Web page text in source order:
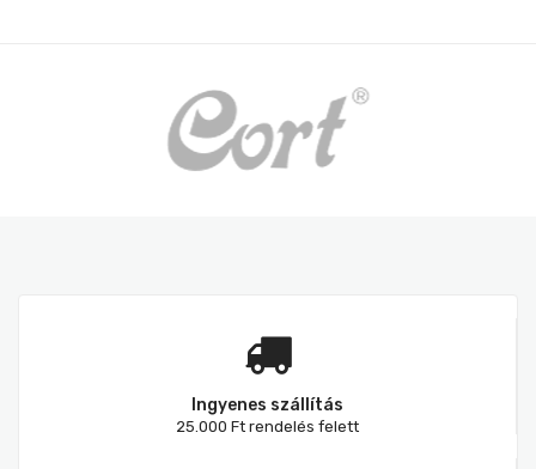
Ingyenes szállítás
25.000 Ft rendelés felett